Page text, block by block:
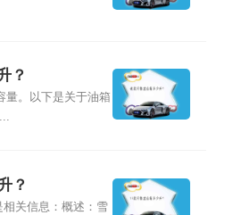
？
量。以下是关于油箱
？
关信息：概述：雪